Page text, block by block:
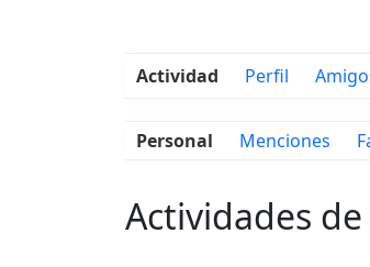
Actividad Perfil
Personal Menciones
Actividades